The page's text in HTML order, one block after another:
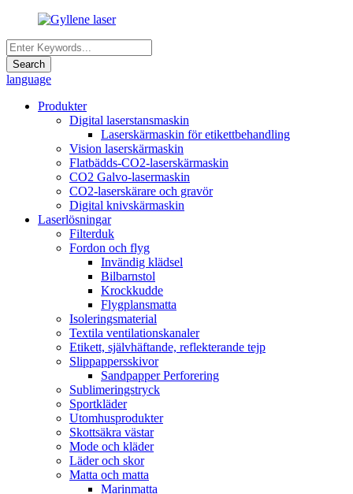
language
Produkter
Digital laserstansmaskin
Laserskärmaskin för etikettbehandling
Vision laserskärmaskin
Flatbädds-CO2-laserskärmaskin
CO2 Galvo-lasermaskin
CO2-laserskärare och gravör
Digital knivskärmaskin
Laserlösningar
Filterduk
Fordon och flyg
Invändig klädsel
Bilbarnstol
Krockkudde
Flygplansmatta
Isoleringsmaterial
Textila ventilationskanaler
Etikett, självhäftande, reflekterande tejp
Slippappersskivor
Sandpapper Perforering
Sublimeringstryck
Sportkläder
Utomhusprodukter
Skottsäkra västar
Mode och kläder
Läder och skor
Matta och matta
Marinmatta